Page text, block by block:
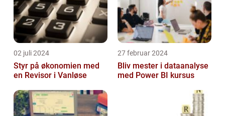
02 juli 2024
Styr på økonomien med
en Revisor i Vanløse
27 februar 2024
Bliv mester i dataanalyse
med Power BI kursus